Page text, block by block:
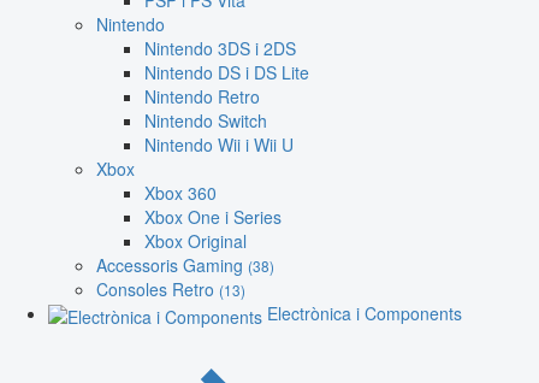
Nintendo
Nintendo 3DS i 2DS
Nintendo DS i DS Lite
Nintendo Retro
Nintendo Switch
Nintendo Wii i Wii U
Xbox
Xbox 360
Xbox One i Series
Xbox Original
Accessoris Gaming (38)
Consoles Retro (13)
Electrònica i Components